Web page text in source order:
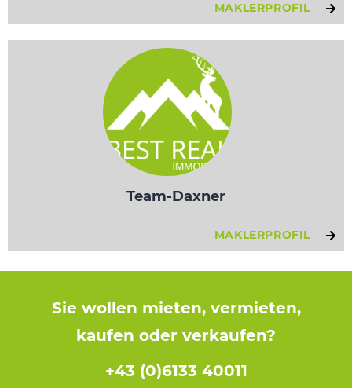
MAKLERPROFIL
Team-Daxner
MAKLERPROFIL
Sie wollen mieten, vermieten,
kaufen oder verkaufen?
+43 (0)6133 40011